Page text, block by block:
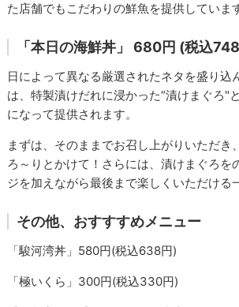
た店舗でもこだわりの鮮魚を提供していま
「本日の海鮮丼」 680円 (税込
日によって異なる厳選されたネタを盛り込
は、特製漬けだれに浸かった“漬けまぐろ"
になって提供されます。
まずは、そのままでお召し上がりいただき
ろ～りとかけて！さらには、漬けまぐろを
ジを加えながら最後まで楽しくいただける
その他、おすすすめメニュー
「駿河湾丼」580円(税込638円)
「極いくら」300円(税込330円)